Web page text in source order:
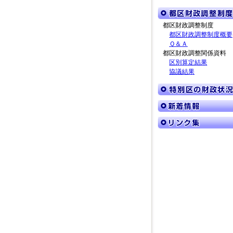
都区財政調整制度
都区財政調整制度概要
Ｑ＆Ａ
都区財政調整関係資料
区別算定結果
協議結果